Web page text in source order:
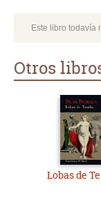
Este libro todavía
Otros
Lobas de